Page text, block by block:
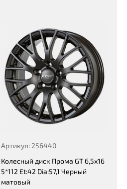
Артикул: 256440
Колесный диск Прома GT 6,5x16
5*112 Et:42 Dia:57,1 Черный
матовый